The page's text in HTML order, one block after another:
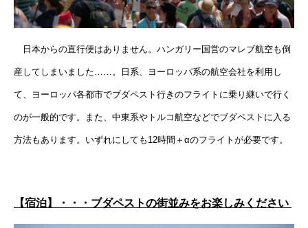
日本からの直行便はありません。ハンガリー国営のマレブ航空も倒
産してしまいました……。日系、ヨーロッパ系の航空会社を利用し
て、ヨーロッパ各都市でブダペスト行きのフライトに乗り継いで行く
のが一般的です。また、中東系やトルコ航空などでブダペストに入る
方法もあります。いずれにしても12時間＋αのフライトが必要です。
【宿泊】・・・ブダペストの街並みをお楽しみください